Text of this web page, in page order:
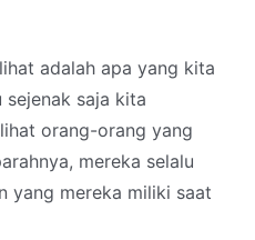
adalah apa yang kita
sejenak saja kita
orang-orang yang
mereka selalu
yang mereka miliki saat